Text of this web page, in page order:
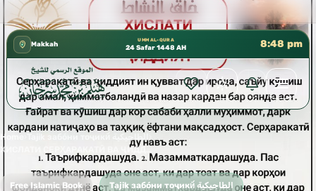
كتب الشيخ هيثم سرحان حفظه الله متوفرة مجانًا
Makkah
UMM AL-QURA
24 Safar 1448 AH 8:48 pm
Home Tajik забо́ни тоҷикӣ́ الطاجيكية
Free Islamic Book Tajik забо́ни тоҷикӣ́ الطاجيكية